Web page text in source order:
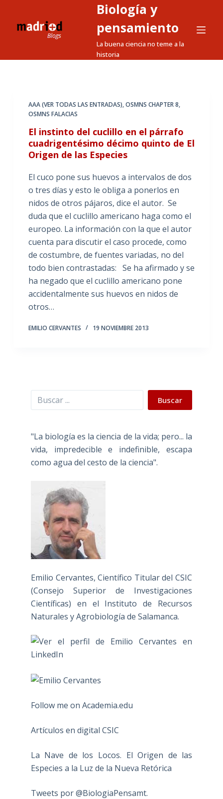
a
Biología y
pensamiento
La buena ciencia no teme a la
historia
AAA (VER TODAS LAS ENTRADAS),OSMNS CHAPTER 8,
OSMNS FALACIAS
El instinto del cuclillo en el párrafo
cuadrigentésimo décimo quinto de El
Origen de las Especies
El cuco pone sus huevos a intervalos de dos
o tres días y esto le obliga a ponerlos en
nidos de otros pájaros, dice el autor. Se
duda que el cuclillo americano haga como el
europeo. La información con la que el autor
cuenta para discutir el caso procede, como
de costumbre, de fuentes variadas, no del
todo bien contrastadas: Se ha afirmado y se
ha negado que el cuclillo americano pone
accidentalmente sus huevos en nidos de
otros…
EMILIO CERVANTES 19 NOVIEMBRE 2013
Buscar Buscar
"La biología es la ciencia de la vida; pero... la
vida, impredecible e indefinible, escapa
como agua del cesto de la ciencia".
Emilio Cervantes, Científico Titular del CSIC
(Consejo Superior de Investigaciones
Científicas) en el Instituto de Recursos
Naturales y Agrobiología de Salamanca.
Follow me on Academia.edu
Artículos en digital CSIC
La Nave de los Locos. El Origen de las
Especies a la Luz de la Nueva Retórica
Tweets por @BiologiaPensamt.